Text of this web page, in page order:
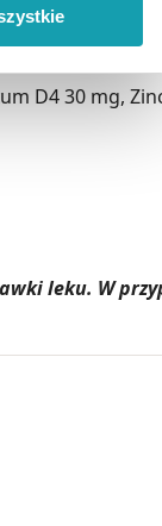
D4 30 mg,
leku. W